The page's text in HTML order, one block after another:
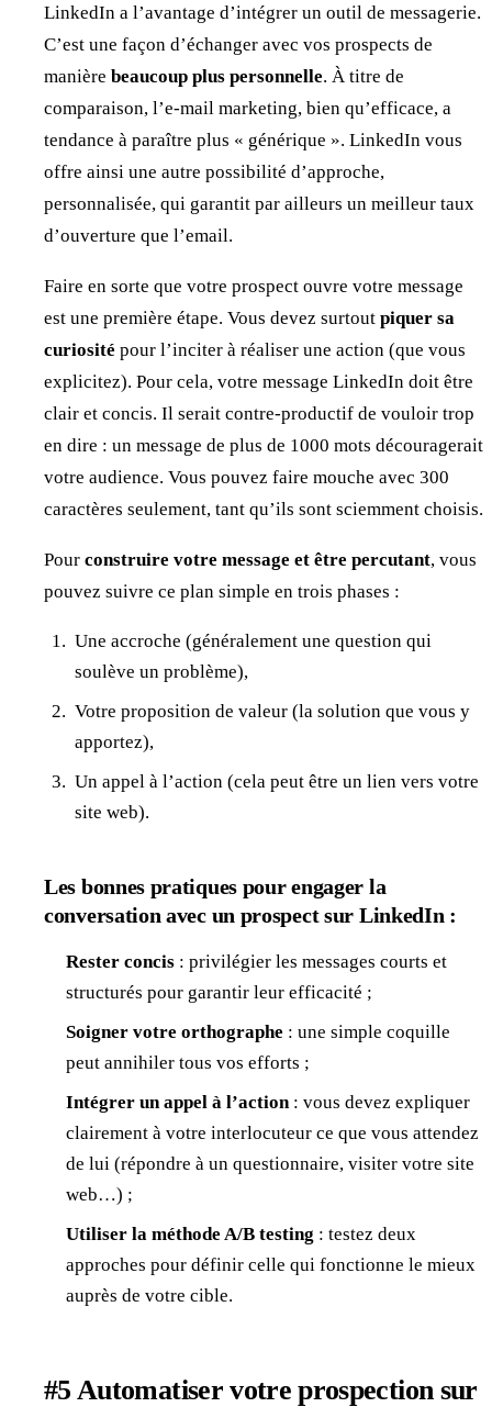
LinkedIn a l’avantage d’intégrer un outil de messagerie.
C’est une façon d’échanger avec vos prospects de
manière beaucoup plus personnelle. À titre de
comparaison, l’e-mail marketing, bien qu’efficace, a
tendance à paraître plus « générique ». LinkedIn vous
offre ainsi une autre possibilité d’approche,
personnalisée, qui garantit par ailleurs un meilleur taux
d’ouverture que l’email.
Faire en sorte que votre prospect ouvre votre message
est une première étape. Vous devez surtout piquer sa
curiosité pour l’inciter à réaliser une action (que vous
explicitez). Pour cela, votre message LinkedIn doit être
clair et concis. Il serait contre-productif de vouloir trop
en dire : un message de plus de 1000 mots découragerait
votre audience. Vous pouvez faire mouche avec 300
caractères seulement, tant qu’ils sont sciemment choisis.
Pour construire votre message et être percutant, vous
pouvez suivre ce plan simple en trois phases :
Une accroche (généralement une question qui
soulève un problème),
Votre proposition de valeur (la solution que vous y
apportez),
Un appel à l’action (cela peut être un lien vers votre
site web).
Les bonnes pratiques pour engager la
conversation avec un prospect sur LinkedIn :
Rester concis : privilégier les messages courts et
structurés pour garantir leur efficacité ;
Soigner votre orthographe : une simple coquille
peut annihiler tous vos efforts ;
Intégrer un appel à l’action : vous devez expliquer
clairement à votre interlocuteur ce que vous attendez
de lui (répondre à un questionnaire, visiter votre site
web…) ;
Utiliser la méthode A/B testing : testez deux
approches pour définir celle qui fonctionne le mieux
auprès de votre cible.
#5 Automatiser votre prospection sur